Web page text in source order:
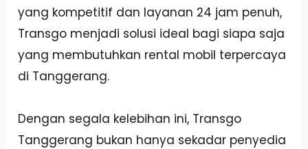
yang kompetitif dan layanan 24 jam penuh,
Transgo menjadi solusi ideal bagi siapa saja
yang membutuhkan rental mobil terpercaya
di Tanggerang.
Dengan segala kelebihan ini, Transgo
Tanggerang bukan hanya sekadar penyedia